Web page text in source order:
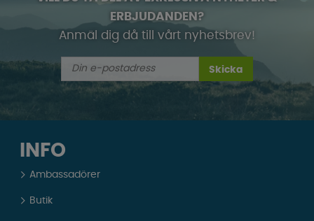
ERBJUDANDEN?
Anmäl dig då till vårt nyhetsbrev!
Skicka
INFO
Ambassadörer
Butik